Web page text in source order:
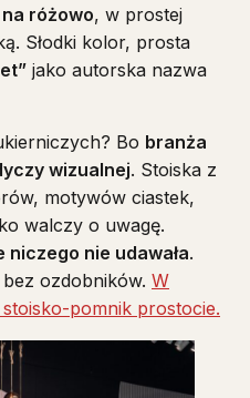
różowo, w prostej
Słodki kolor, prosta
jako autorska nazwa
Bo branża
wizualnej. Stoiska z
motywów ciastek,
walczy o uwagę.
niczego nie udawała.
ozdobników. W
pomnik prostocie.